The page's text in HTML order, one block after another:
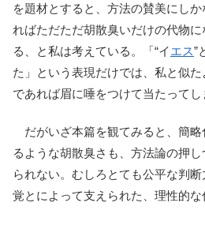
を題材とすると、方法の賛美にし
ればただただ胡散臭いだけの代物
る、と私は考えている。「“イエス”
た」という表現だけでは、私と似
であれば眉に唾をつけて当たってし
だがいざ本篇を観てみると、簡略
るような胡散臭さも、方法論の押
られない。むしろとても公平な判
覚とによって支えられた、理性的な